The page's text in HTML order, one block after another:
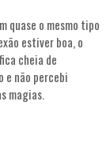
quase o mesmo tipo
estiver boa, o
cheia de
e não percebi
magias.